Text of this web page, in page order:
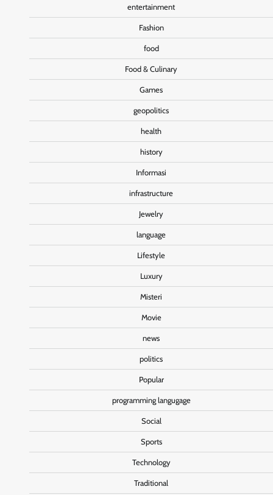
entertainment
Fashion
food
Food & Culinary
Games
geopolitics
health
history
Informasi
infrastructure
Jewelry
language
Lifestyle
Luxury
Misteri
Movie
news
politics
Popular
programming langugage
Social
Sports
Technology
Traditional